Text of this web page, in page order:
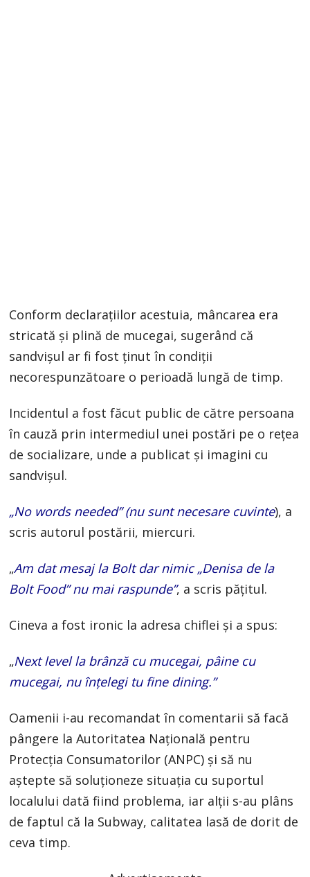
Conform declarațiilor acestuia, mâncarea era
stricată și plină de mucegai, sugerând că
sandvișul ar fi fost ținut în condiții
necorespunzătoare o perioadă lungă de timp.
Incidentul a fost făcut public de către persoana
în cauză prin intermediul unei postări pe o rețea
de socializare, unde a publicat și imagini cu
sandvișul.
„No words needed” (nu sunt necesare cuvinte), a
scris autorul postării, miercuri.
„Am dat mesaj la Bolt dar nimic „Denisa de la
Bolt Food” nu mai raspunde”, a scris pățitul.
Cineva a fost ironic la adresa chiflei și a spus:
„Next level la brânză cu mucegai, pâine cu
mucegai, nu înțelegi tu fine dining.”
Oamenii i-au recomandat în comentarii să facă
pângere la Autoritatea Națională pentru
Protecția Consumatorilor (ANPC) și să nu
aștepte să soluționeze situația cu suportul
localului dată fiind problema, iar alții s-au plâns
de faptul că la Subway, calitatea lasă de dorit de
ceva timp.